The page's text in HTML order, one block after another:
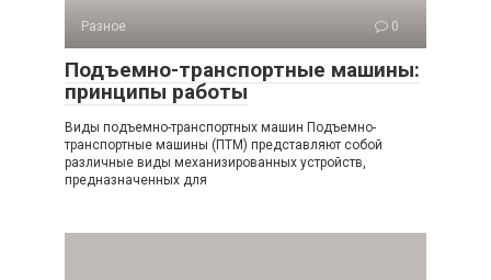
Разное 0
Подъемно-транспортные машины:
принципы работы
Виды подъемно-транспортных машин Подъемно-
транспортные машины (ПТМ) представляют собой
различные виды механизированных устройств,
предназначенных для